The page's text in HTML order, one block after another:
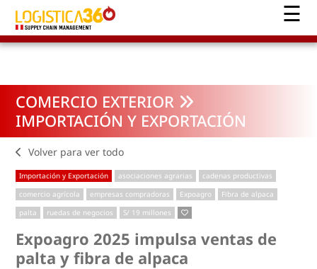
COMERCIO EXTERIOR
IMPORTACIÓN Y EXPORTACIÓN
Volver para ver todo
Importación y Exportación asociaciones agrarias
cadenas productivas
comercio agrícola
empresas compradoras Expoagro
Fibra de alpaca
palta
ruedas de negocios S/ 19 millones
Expoagro 2025 impulsa ventas de
palta y fibra de alpaca